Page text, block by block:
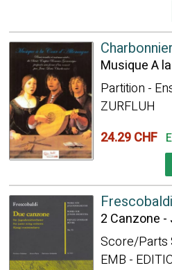
Musique A
Partition -
ZURFLUH
24.29 CHF
2 Canzone -
Score/Parts
EMB -